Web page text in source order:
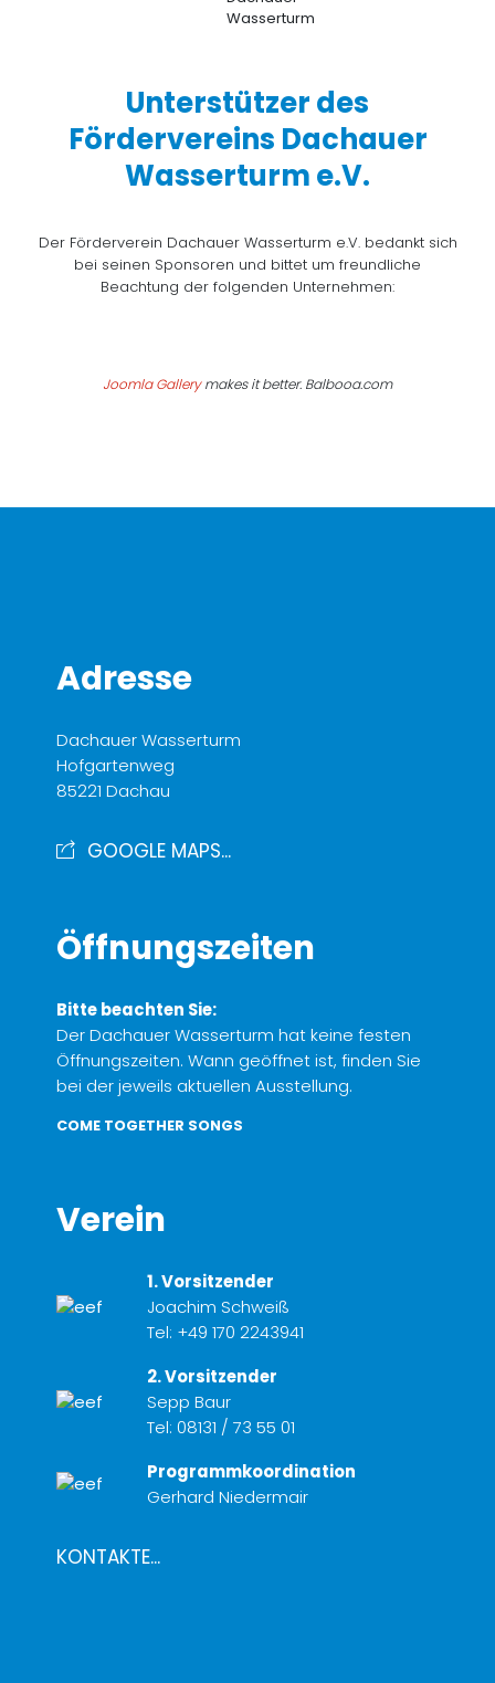
Unterstützer des
Fördervereins Dachauer
Wasserturm e.V.
Der Förderverein Dachauer Wasserturm e.V. bedankt sich
bei seinen Sponsoren und bittet um freundliche
Beachtung der folgenden Unternehmen:
Joomla Gallerymakes it better. Balbooa.com
Adresse
Dachauer Wasserturm
Hofgartenweg
85221 Dachau
GOOGLE MAPS...
Öffnungszeiten
Bitte beachten Sie:
Der Dachauer Wasserturm hat keine festen
Öffnungszeiten. Wann geöffnet ist, finden Sie
bei der jeweils aktuellen Ausstellung.
COME TOGETHER SONGS
Verein
1. Vorsitzender
Joachim Schweiß
Tel: +49 170 2243941
2. Vorsitzender
Sepp Baur
Tel: 08131 / 73 55 01
Programmkoordination
Gerhard Niedermair
KONTAKTE...